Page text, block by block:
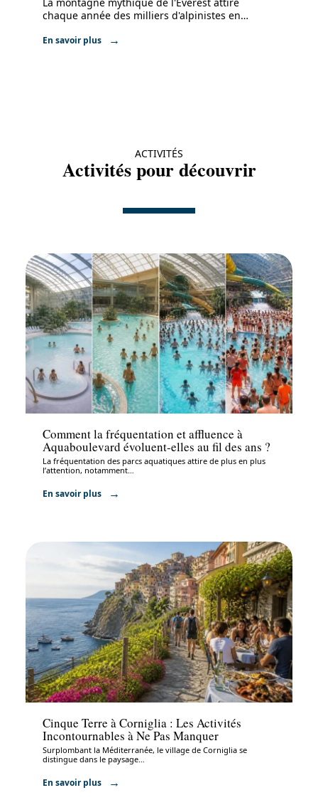
chaque année des milliers d'alpinistes en…
En savoir plus
ACTIVITÉS
Activités pour découvrir
Activités
Comment la fréquentation et affluence à
Aquaboulevard évoluent-elles au fil des ans ?
La fréquentation des parcs aquatiques attire de plus en plus
l’attention, notamment…
En savoir plus
Activités
Cinque Terre à Corniglia : Les Activités
Incontournables à Ne Pas Manquer
Surplombant la Méditerranée, le village de Corniglia se
distingue dans le paysage
En savoir plus